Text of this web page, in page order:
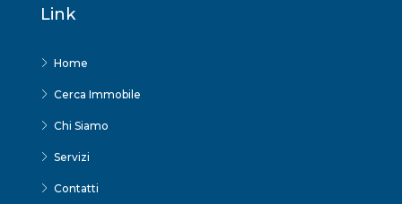
Link
Home
Cerca Immobile
Chi Siamo
Servizi
Contatti